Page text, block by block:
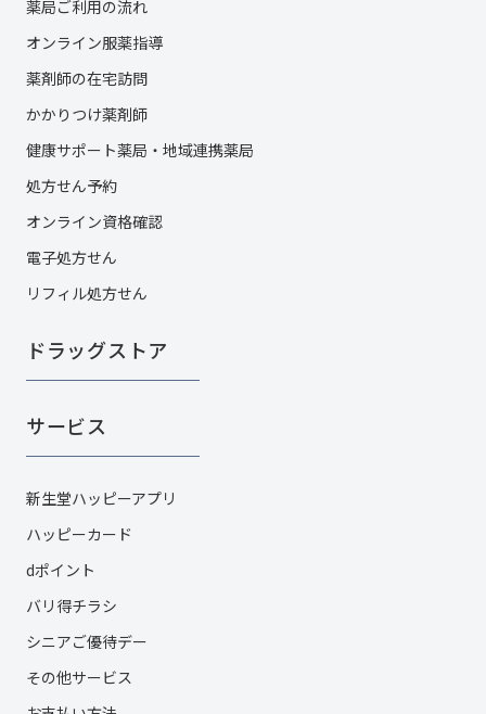
薬局ご利用の流れ
オンライン服薬指導
薬剤師の在宅訪問
かかりつけ薬剤師
健康サポート薬局・地域連携薬局
処方せん予約
オンライン資格確認
電子処方せん
リフィル処方せん
ドラッグストア
サービス
新生堂ハッピーアプリ
ハッピーカード​
dポイント
バリ得チラシ
シニアご優待デー
その他サービス​